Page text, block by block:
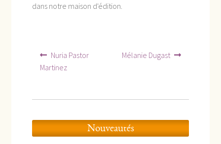
dans notre maison d'édition.
Navigation
de
Article
précédent :
Nuria Pastor
Martinez
Article
Mélanie Dugast
Nouveautés